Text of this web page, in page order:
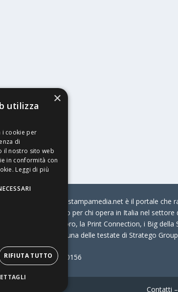
stampamedia.net è il portale che
portale di riferimento per chi opera in Italia nel
la Borsa Lavoro, la Print Connection, i Big
Stampamedia.net è una delle testate di Stratego
Partita IVA07921450156
Contatti –
×
utilizza
i cookie per
di
il nostro sito web
in conformità con
Leggi di più
RIFIUTA TUTTO